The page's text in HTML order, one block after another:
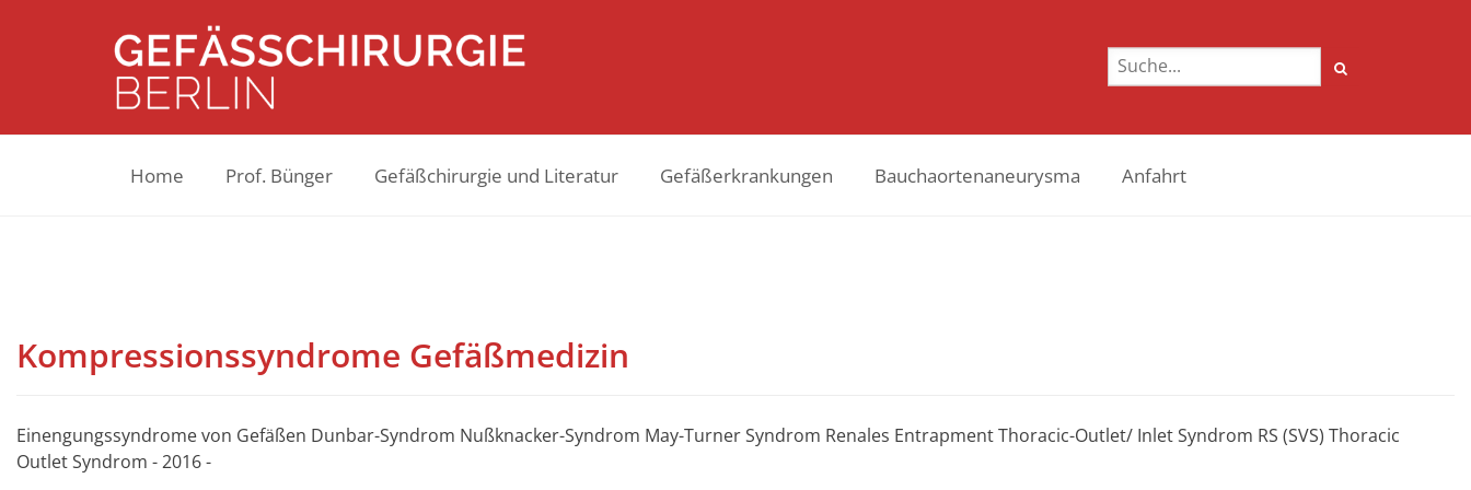
Home Prof. Bünger Gefäßchirurgie und Literatur Gefäßerkrankungen Bauchaortenaneurysma Anfahrt
Kompressionssyndrome Gefäßmedizin
Einengungssyndrome von Gefäßen Dunbar-Syndrom Nußknacker-Syndrom May-Turner Syndrom Renales Entrapment Thoracic-Outlet/ Inlet Syndrom RS (SVS) Thoracic
Outlet Syndrom - 2016 -